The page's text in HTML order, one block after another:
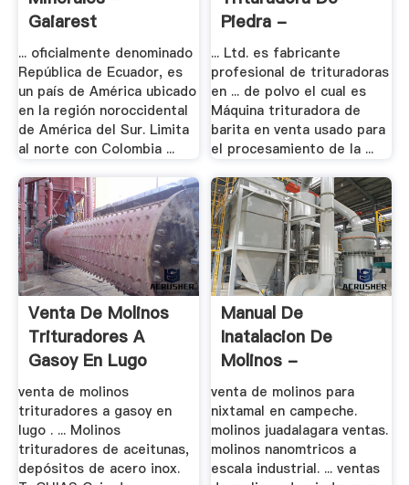
Gaiarest
... oficialmente denominado
República de Ecuador, es
un país de América ubicado
en la región noroccidental
de América del Sur. Limita
al norte con Colombia ...
Piedra -
Xuguizhu.pw
... Ltd. es fabricante
profesional de trituradoras
en ... de polvo el cual es
Máquina trituradora de
barita en venta usado para
el procesamiento de la ...
Venta De Molinos
Trituradores A
Gasoy En Lugo
venta de molinos
trituradores a gasoy en
lugo . ... Molinos
trituradores de aceitunas,
depósitos de acero inox.
Manual De
Inatalacion De
Molinos -
Xuguizhu.pw
venta de molinos para
nixtamal en campeche.
molinos juadalagara ventas.
molinos nanomtricos a
escala industrial. ... ventas